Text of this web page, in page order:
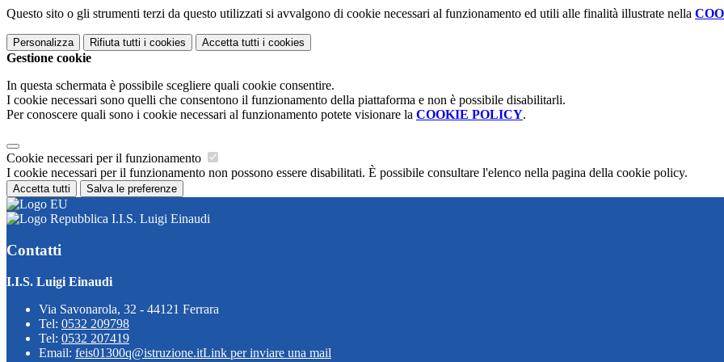
Questo sito o gli strumenti terzi da questo utilizzati si avvalgono di cookie necessari al funzionamento ed utili alle finalità illustrate nella
Personalizza Rifiuta tutti i cookies Accetta tutti i cookies
Gestione cookie
In questa schermata è possibile scegliere quali cookie consentire.
I cookie necessari sono quelli che consentono il funzionamento della piattaforma e non è possibile disabilitarli.
Per conoscere quali sono i cookie necessari al funzionamento potete visionare la COOKIE POLICY.
Cookie necessari per il funzionamento
I cookie necessari per il funzionamento non possono essere disabilitati. È possibile consultare l'elenco nella pagina della cookie policy.
Accetta tutti Salva le preferenze
I.I.S. Luigi Einaudi
Contatti
I.I.S. Luigi Einaudi
Via Savonarola, 32 - 44121 Ferrara
Tel: 0532 209798
Tel: 0532 207419
Email: feis01300q@istruzione.itLink per inviare una mail